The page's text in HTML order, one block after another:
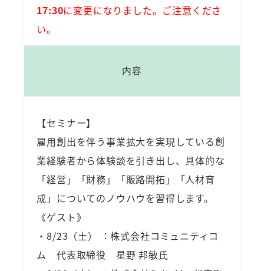
17:30に変更になりました。ご注意くださ
い。
内容
【セミナー】
雇用創出を伴う事業拡大を実現している創
業経験者から体験談を引き出し、具体的な
「経営」「財務」「販路開拓」「人材育
成」についてのノウハウを習得します。
《ゲスト》
・8/23（土） ：株式会社コミュニティコ
ム 代表取締役 星野 邦敏氏